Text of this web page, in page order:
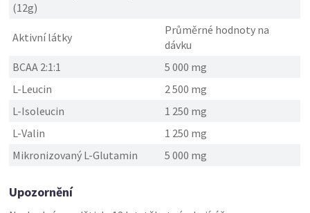
(12g)
Aktivní látky
Průměrné hodnoty na
dávku
BCAA 2:1:1
5 000 mg
L-Leucin
2 500 mg
L-Isoleucin
1 250 mg
L-Valin
1 250 mg
Mikronizovaný L-Glutamin
5 000 mg
Upozornění